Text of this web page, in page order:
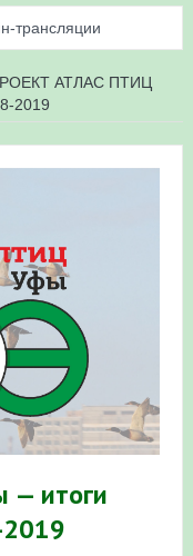
трансляции
в
имена и
2026» в
31 мая 2026
лагеря центра
на крыше
АТЛАС ПТИЦ
2019
— итоги